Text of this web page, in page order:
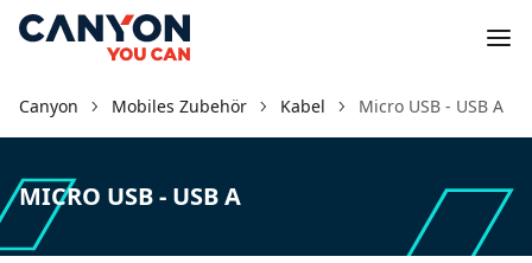
Canyon Mobiles Zubehör Kabel Micro USB - USB A
MICRO USB - USB A